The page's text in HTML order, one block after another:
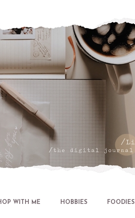
WITH ME HOBBIES FOODIES